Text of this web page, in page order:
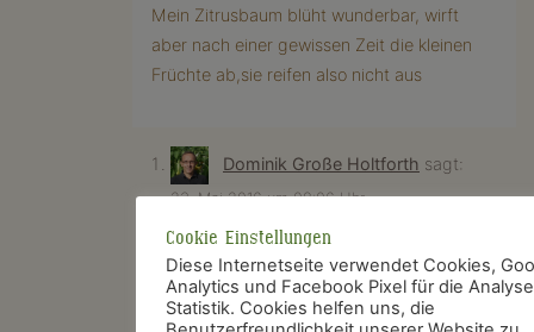
Mein Zitrusbaum blüht wunderbar, wirft
aber nach einer gewissen Zeit die kleinen
Früchte ab,sie reifen also nicht aus
Dominik Große Holtforth sagt:
23. Mai 2016 um 08:06 Uhr
Hallo,
da bei einer Zitruspflanze aus jeder
Blüte auch ein Fruchtansatz wird, ist es
Cookie Einstellungen
Diese Internetseite verwendet Cookies,
Analytics und Facebook Pixel für die
Statistik. Cookies helfen uns, die